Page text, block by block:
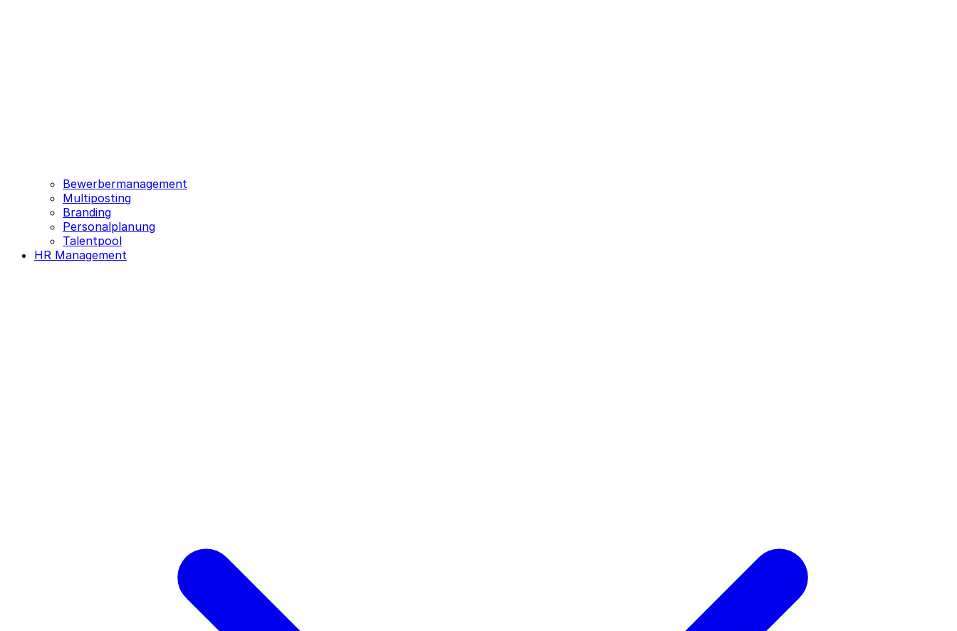
Bewerbermanagement
Multiposting
Branding
Personalplanung
Talentpool
HR Management